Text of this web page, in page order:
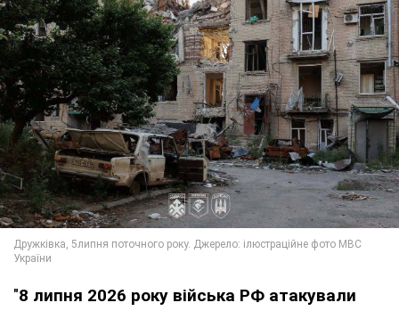
"8 липня 2026 року війська РФ атакували